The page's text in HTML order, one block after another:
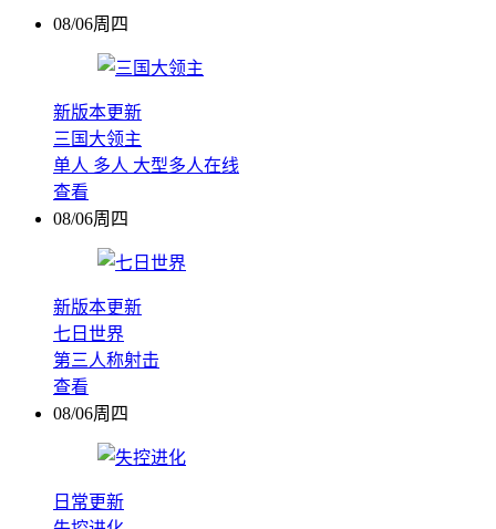
08/06周四
新版本更新
三国大领主
单人 多人 大型多人在线
查看
08/06周四
新版本更新
七日世界
第三人称射击
查看
08/06周四
日常更新